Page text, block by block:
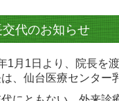
交代のお知らせ
1月1日より、院長を
、仙台医療センター